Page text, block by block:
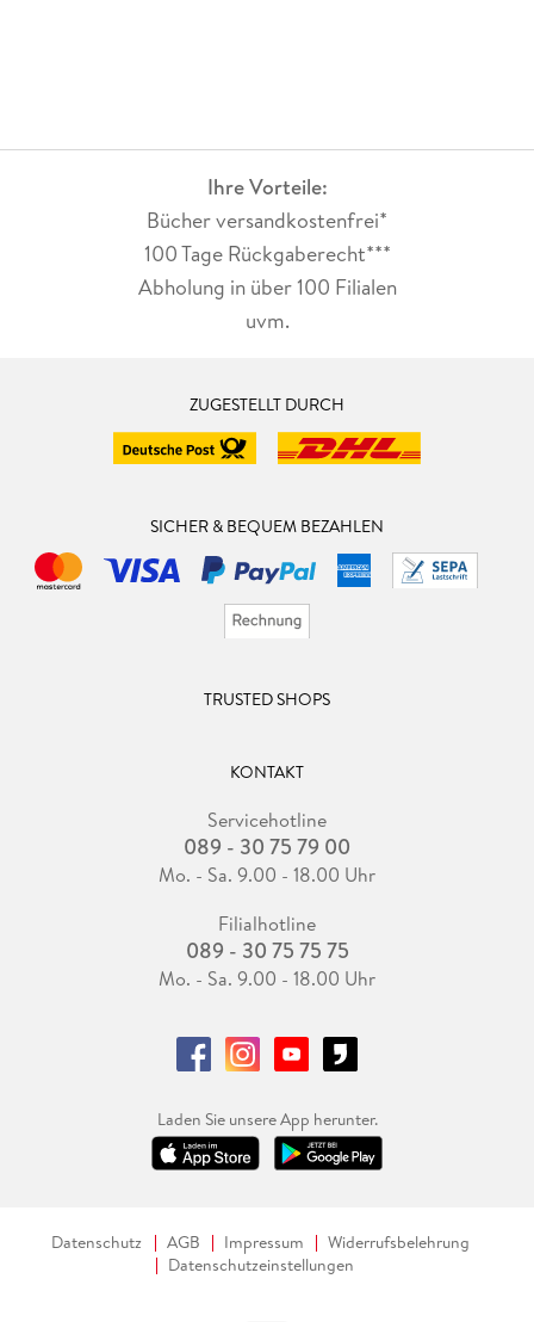
Ihre Vorteile:
Bücher versandkostenfrei*
100 Tage Rückgaberecht***
Abholung in über 100 Filialen
uvm.
ZUGESTELLT DURCH
SICHER & BEQUEM BEZAHLEN
TRUSTED SHOPS
KONTAKT
Servicehotline
089 - 30 75 79 00
Mo. - Sa. 9.00 - 18.00 Uhr
Filialhotline
089 - 30 75 75 75
Mo. - Sa. 9.00 - 18.00 Uhr
Laden Sie unsere App herunter.
Datenschutz AGB Impressum
Widerrufsbelehrung
Datenschutzeinstellungen